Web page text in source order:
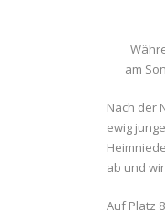
am
Nach der
ewig
ab und
Auf Platz